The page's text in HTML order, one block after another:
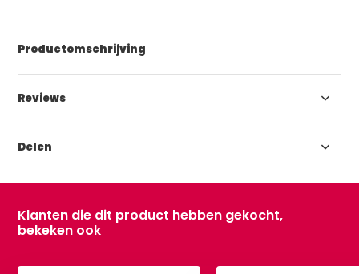
Productomschrijving
Reviews
Delen
Klanten die dit product hebben gekocht,
bekeken ook